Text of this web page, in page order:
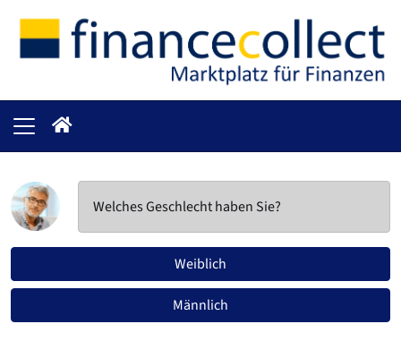
Welches Geschlecht haben Sie?
Weiblich
Männlich